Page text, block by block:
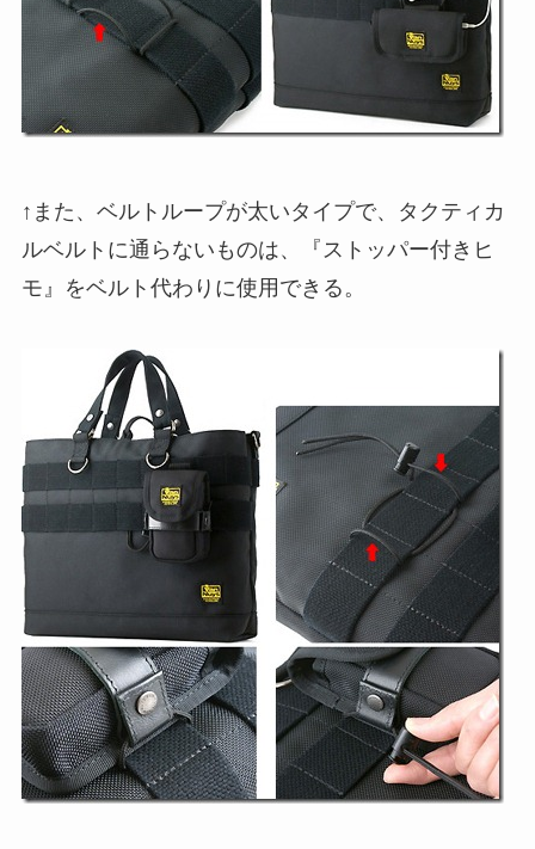
↑また、ベルトループが太いタイプで、タクティカ
ルベルトに通らないものは、『ストッパー付きヒ
モ』をベルト代わりに使用できる。